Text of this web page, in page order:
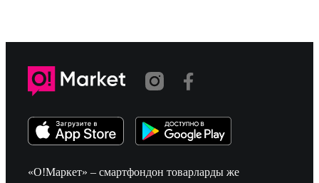
«О!Маркет» – смартфондон товарларды же